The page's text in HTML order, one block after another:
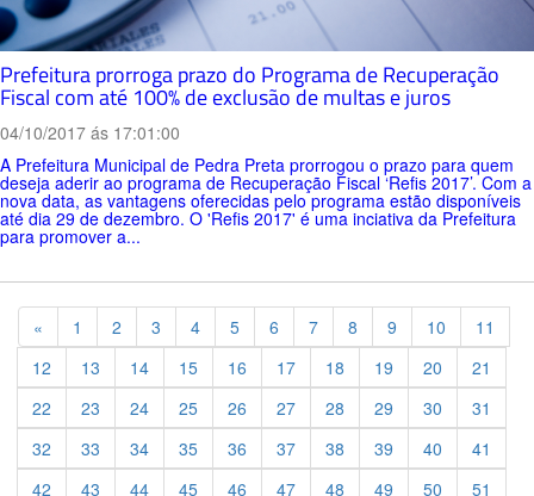
Prefeitura prorroga prazo do Programa de Recuperação
Fiscal com até 100% de exclusão de multas e juros
04/10/2017 ás 17:01:00
A Prefeitura Municipal de Pedra Preta prorrogou o prazo para quem
deseja aderir ao programa de Recuperação Fiscal ‘Refis 2017’. Com a
nova data, as vantagens oferecidas pelo programa estão disponíveis
até dia 29 de dezembro. O 'Refis 2017' é uma inciativa da Prefeitura
para promover a...
« Previous
1 2 3 4 5 6 7 8 9 10
11
12
13 14 15 16 17 18 19 20
21
22
23 24 25 26 27 28 29 30
31
32
33 34 35 36 37 38 39 40
41
42
43 44 45 46 47 48 49 50 51